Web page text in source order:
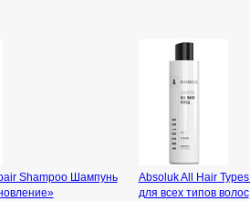
Shampoo Шампунь
Absoluk All Hair
для всех типов волос